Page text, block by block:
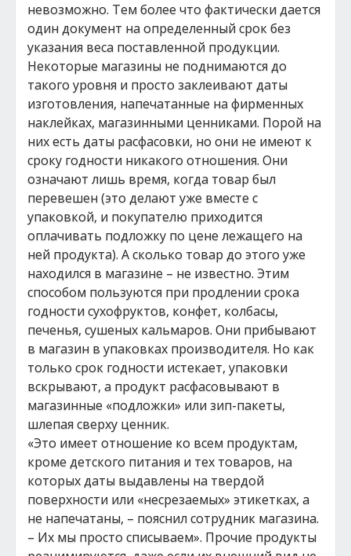
невозможно. Тем более что фактически дается
один документ на определенный срок без
указания веса поставленной продукции.
Некоторые магазины не поднимаются до
такого уровня и просто заклеивают даты
изготовления, напечатанные на фирменных
наклейках, магазинными ценниками. Порой на
них есть даты расфасовки, но они не имеют к
сроку годности никакого отношения. Они
означают лишь время, когда товар был
перевешен (это делают уже вместе с
упаковкой, и покупателю приходится
оплачивать подложку по цене лежащего на
ней продукта). А сколько товар до этого уже
находился в магазине – не известно. Этим
способом пользуются при продлении срока
годности сухофруктов, конфет, колбасы,
печенья, сушеных кальмаров. Они прибывают
в магазин в упаковках производителя. Но как
только срок годности истекает, упаковки
вскрывают, а продукт расфасовывают в
магазинные «подложки» или зип-пакеты,
шлепая сверху ценник.
«Это имеет отношение ко всем продуктам,
кроме детского питания и тех товаров, на
которых даты выдавлены на твердой
поверхности или «несрезаемых» этикетках, а
не напечатаны, – пояснил сотрудник магазина.
– Их мы просто списываем». Прочие продукты